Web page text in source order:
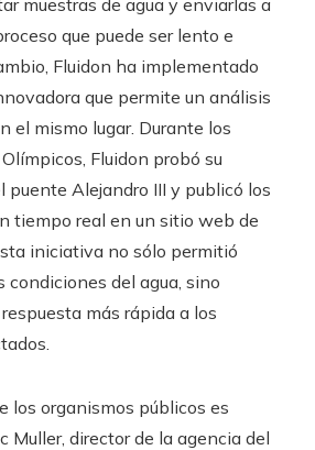
que puede ser lento e
Fluidon ha implementado
que permite un análisis
el mismo lugar. Durante los
Fluidon probó su
puente Alejandro III y publicó los
tiempo real en un sitio web de
iniciativa no sólo permitió
condiciones del agua, sino
más rápida a los
los organismos públicos es
Muller, director de la agencia del